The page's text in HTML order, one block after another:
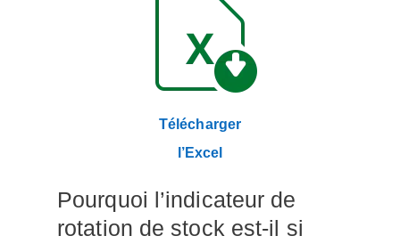
Télécharger
l’Excel
Pourquoi l’indicateur de
rotation de stock est-il si